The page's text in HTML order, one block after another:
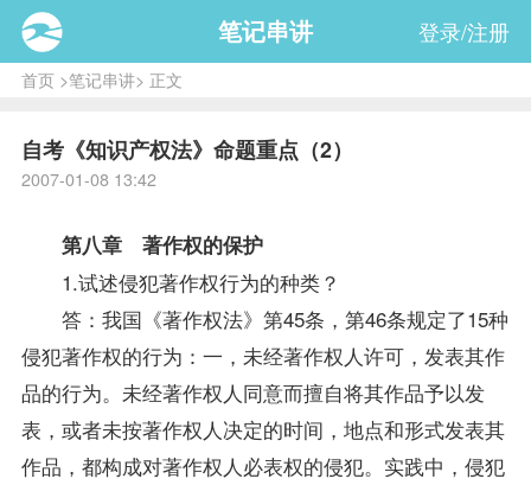
笔记串讲 登录/注册
首页>笔记串讲> 正文
自考《知识产权法》命题重点（2）
2007-01-08 13:42
第八章 著作权的保护
1.试述侵犯著作权行为的种类？
答：我国《著作权法》第45条，第46条规定了15种
侵犯著作权的行为：一，未经著作权人许可，发表其作
品的行为。未经著作权人同意而擅自将其作品予以发
表，或者未按著作权人决定的时间，地点和形式发表其
作品，都构成对著作权人必表权的侵犯。实践中，侵犯